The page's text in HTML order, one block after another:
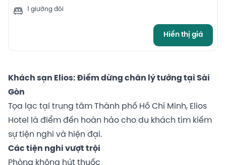
1 giường đôi
Hiển thị giá
Khách sạn Elios: Điểm dừng chân lý tưởng tại Sài
Gòn
Tọa lạc tại trung tâm Thành phố Hồ Chí Minh, Elios
Hotel là điểm đến hoàn hảo cho du khách tìm kiếm
sự tiện nghi và hiện đại.
Các tiện nghi vượt trội
Phòng không hút thuốc